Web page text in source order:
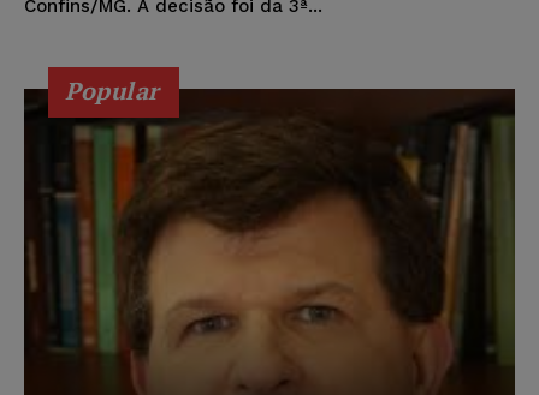
Confins/MG. A decisão foi da 3ª...
Popular